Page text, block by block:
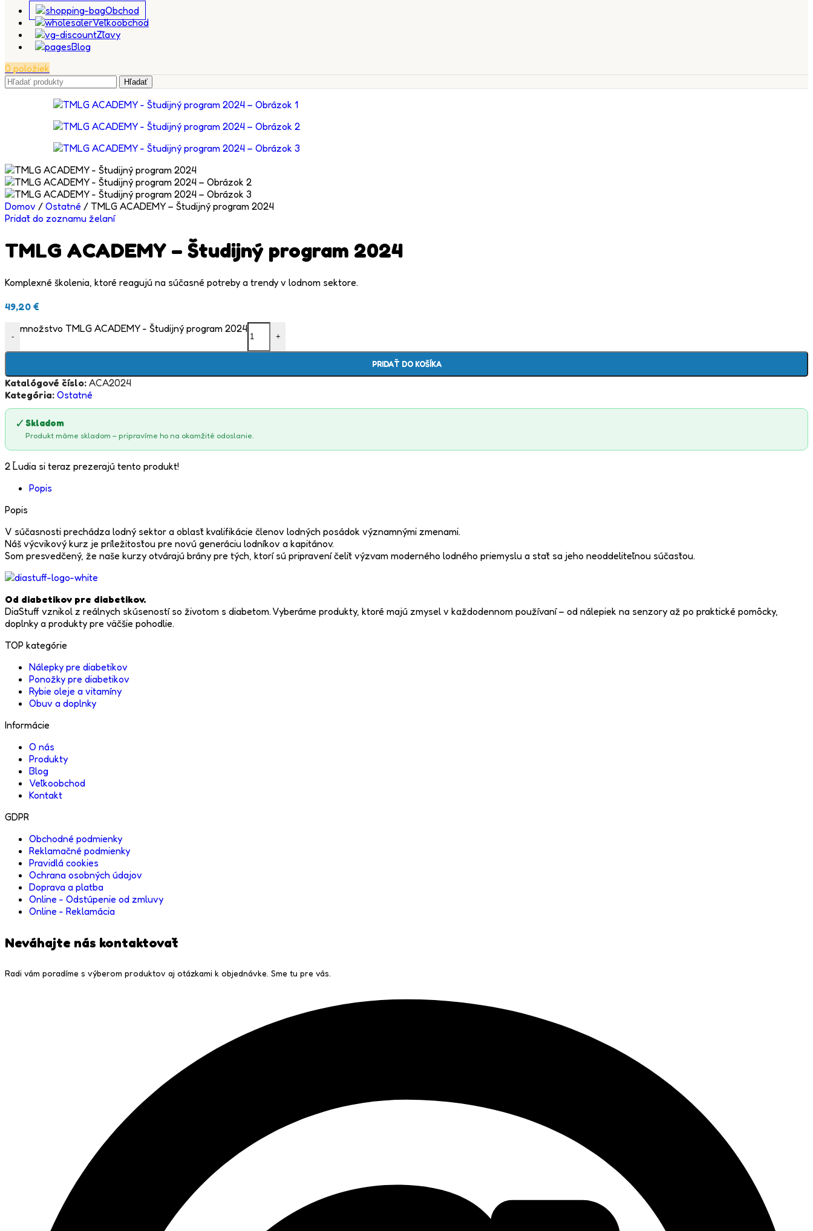
Obchod
Veľkoobchod
Zľavy
Blog
0 položiek
Hľadať
Domov / Ostatné / TMLG ACADEMY – Študijný program 2024
Pridať do zoznamu želaní
TMLG ACADEMY – Študijný program 2024
Komplexné školenia, ktoré reagujú na súčasné potreby a trendy v lodnom sektore.
49,20 €
-
množstvo TMLG ACADEMY - Študijný program 2024
+
PRIDAŤ DO KOŠÍKA
Katalógové číslo: ACA2024
Kategória: Ostatné
✓ Skladom
Produkt máme skladom – pripravíme ho na okamžité odoslanie.
2 Ľudia si teraz prezerajú tento produkt!
Popis
Popis
V súčasnosti prechádza lodný sektor a oblasť kvalifikácie členov lodných posádok významnými zmenami.
Náš výcvikový kurz je príležitosťou pre novú generáciu lodníkov a kapitánov.
Som presvedčený, že naše kurzy otvárajú brány pre tých, ktorí sú pripravení čeliť výzvam moderného lodného priemyslu a stať sa jeho neoddeliteľnou súčasťou.
Od diabetikov pre diabetikov.
DiaStuff vznikol z reálnych skúseností so životom s diabetom. Vyberáme produkty, ktoré majú zmysel v každodennom používaní – od nálepiek na senzory až po praktické pomôcky,
doplnky a produkty pre väčšie pohodlie.
TOP kategórie
Nálepky pre diabetikov
Ponožky pre diabetikov
Rybie oleje a vitamíny
Obuv a doplnky
Informácie
O nás
Produkty
Blog
Veľkoobchod
Kontakt
GDPR
Obchodné podmienky
Reklamačné podmienky
Pravidlá cookies
Ochrana osobných údajov
Doprava a platba
Online - Odstúpenie od zmluvy
Online - Reklamácia
Neváhajte nás kontaktovať
Radi vám poradíme s výberom produktov aj otázkami k objednávke. Sme tu pre vás.